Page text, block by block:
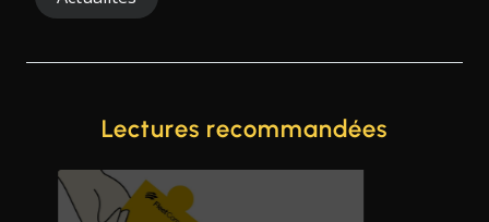
Lectures recommandées